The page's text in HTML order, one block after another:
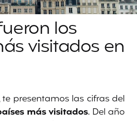
los
visitados en
presentamos las cifras del
más visitados. Del año